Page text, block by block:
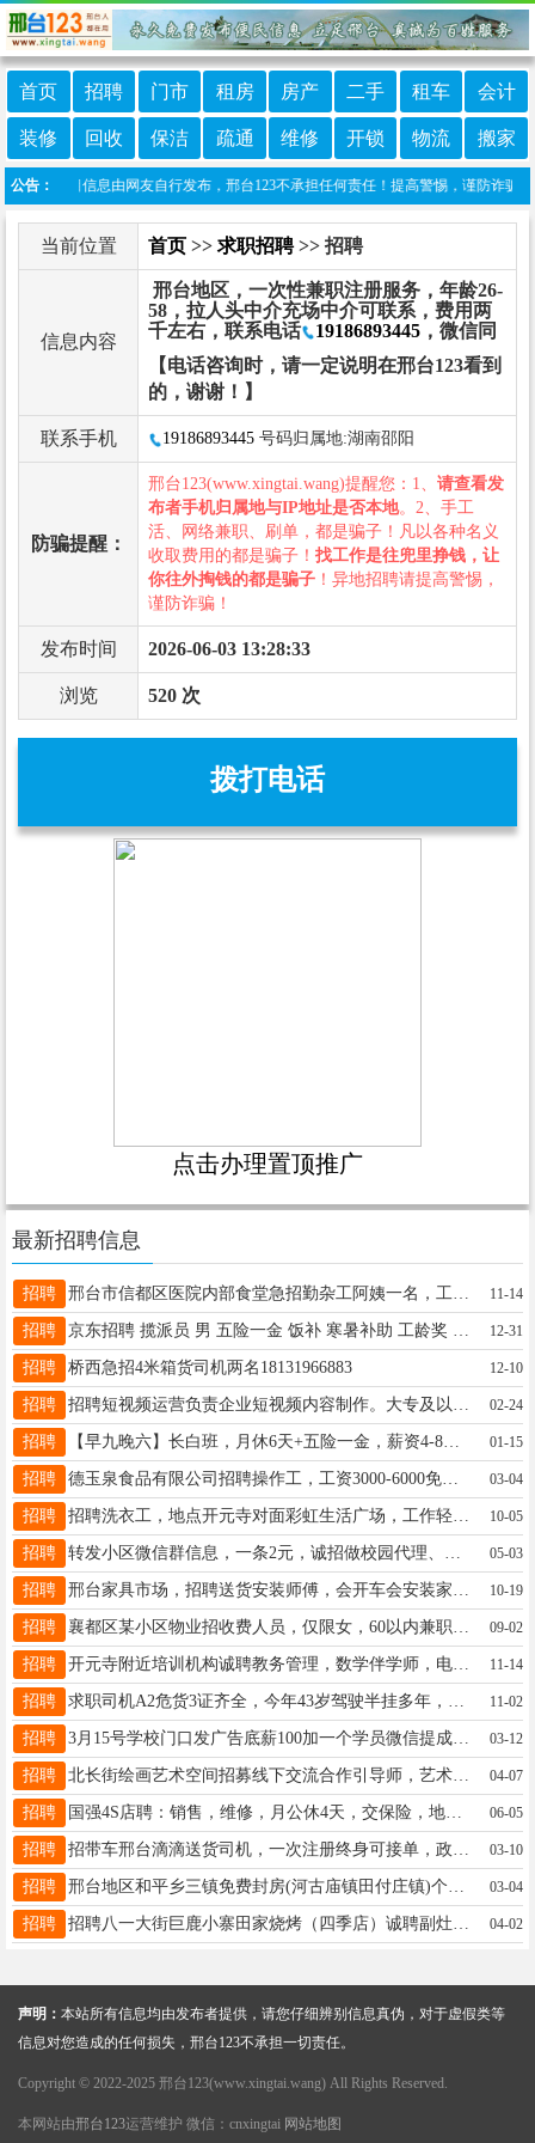
首页 招聘 门市 租房 房产 二手 租车 会计
装修 回收 保洁 疏通 维修 开锁 物流 搬家
公告：
：本栏目信息由网友自行发布，邢台123不承担任何责任！提高警惕，谨防诈骗！
当前位置 首页 >> 求职招聘>> 招聘
信息内容
邢台地区，一次性兼职注册服务，年龄26-
58，拉人头中介充场中介可联系，费用两
千左右，联系电话
19186893445 ，微信同
【电话咨询时，请一定说明在邢台123看到
的，谢谢！】
联系手机 19186893445 号码归属地:湖南邵阳
防骗提醒：
邢台123(www.xingtai.wang)提醒您：1、 请查看发
布者手机归属地与IP地址是否本地。2、手工
活、网络兼职、刷单，都是骗子！凡以各种名义
收取费用的都是骗子！ 找工作是往兜里挣钱，让
你往外掏钱的都是骗子 ！异地招聘请提高警惕，
谨防诈骗！
发布时间 2026-06-03 13:28:33
浏览 520 次
拨打电话
点击办理置顶推广
最新招聘信息
招聘 11-14
招聘 12-31
招聘 桥西急招4米箱货司机两名18131966883 12-10
招聘 02-24
招聘 【早九晚六】长白班，月休6天+五险一金，薪资4-8K，20-36周岁，【年前面试，年后上班】，16633966915 01-15
招聘 德玉泉食品有限公司招聘操作工，工资3000-6000免费提供食宿，地址皇寺镇郭村路口，电话15531983575 03-04
招聘 10-05
招聘 05-03
招聘 10-19
招聘 09-02
招聘 开元寺附近培训机构诚聘教务管理，数学伴学师，电话15512839505 11-14
招聘 11-02
招聘 3月15号学校门口发广告底薪100加一个学员微信提成1元，17731939373 03-12
招聘 北长街绘画艺术空间招募线下交流合作引导师，艺术、文学、手工、技能，有一技傍身即可。18831984040 04-07
招聘 国强4S店聘：销售，维修，月公休4天，交保险，地址：汽车城国强4S店，电话:13931933850 06-05
招聘 03-10
招聘 03-04
招聘 04-02
声明： 本站所有信息均由发布者提供，请您仔细辨别信息真伪，对于虚假类等
信息对您造成的任何损失，邢台123不承担一切责任。
Copyright © 2022-2025 邢台123(www.xingtai.wang) All Rights Reserved.
本网站由邢台123运营维护 微信：cnxingtai 网站地图